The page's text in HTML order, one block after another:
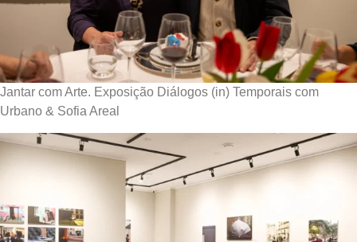
Jantar com Arte. Exposição Diálogos (in) Temporais com
Urbano & Sofia Areal